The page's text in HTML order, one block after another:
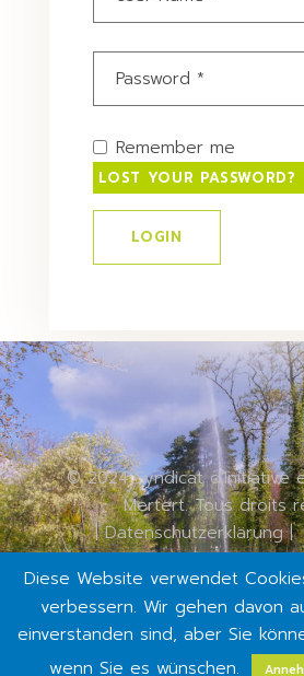
Remember me
LOST YOUR PASSWORD?
LOGIN
© 2024 Syndicat d'Initiative
Mertert. Tous droits
|Datenschutzerklärung
Diese Website verwendet
verbessern. Wir gehen davon
einverstanden sind, aber Sie
wenn Sie es wünschen.